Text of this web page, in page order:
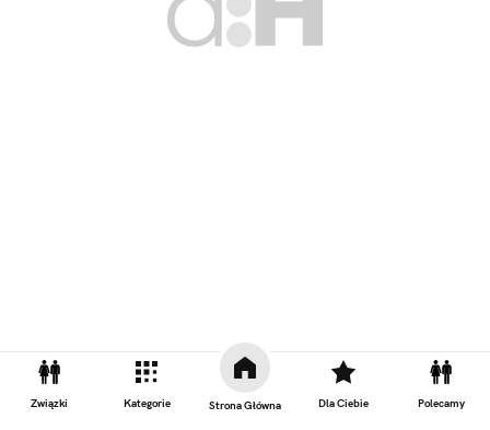
Związki Kategorie Strona Główna Dla Ciebie Polecamy
Zobacz również